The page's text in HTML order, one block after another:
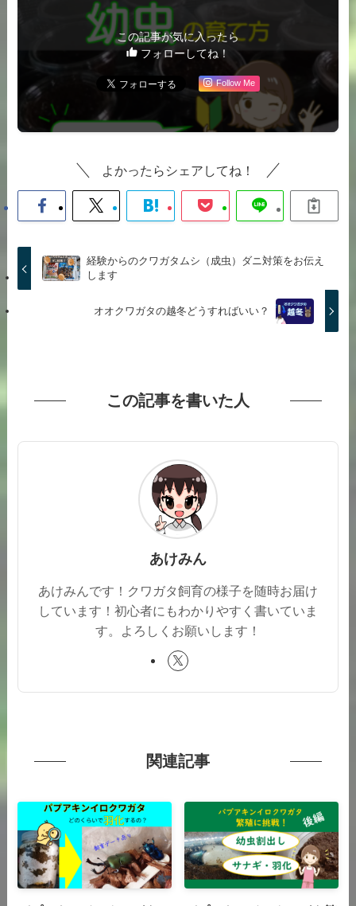
この記事が気に入ったら
フォローしてね！
Follow Me
よかったらシェアしてね！
経験からのクワガタムシ（成虫）ダニ対策をお伝え
します
オオクワガタの越冬どうすればいい？
この記事を書いた人
あけみん
あけみんです！クワガタ飼育の様子を随時お届け
しています！初心者にもわかりやすく書いていま
す。よろしくお願いします！
関連記事